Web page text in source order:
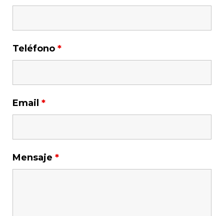
Teléfono *
Email *
Mensaje *